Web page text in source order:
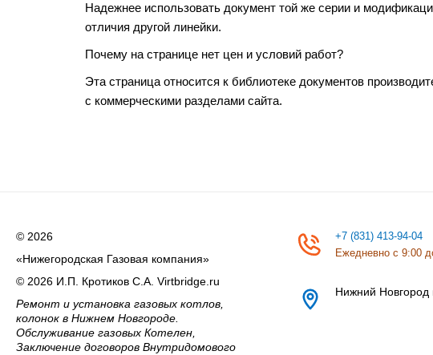
Надежнее использовать документ той же серии и
отличия другой линейки.
Почему на странице нет цен и условий работ?
Эта страница относится к библиотеке документов
с коммерческими разделами сайта.
© 2026
«Нижегородская Газовая компания»
© 2026 И.П. Кротиков С.А. Virtbridge.ru
Ремонт и установка газовых котлов,
колонок в Нижнем Новгороде.
Обслуживание газовых Котелен,
Заключение договоров Внутридомового
+7 (831) 413-94-04
Ежедневно с 9:00
Нижний Новгород